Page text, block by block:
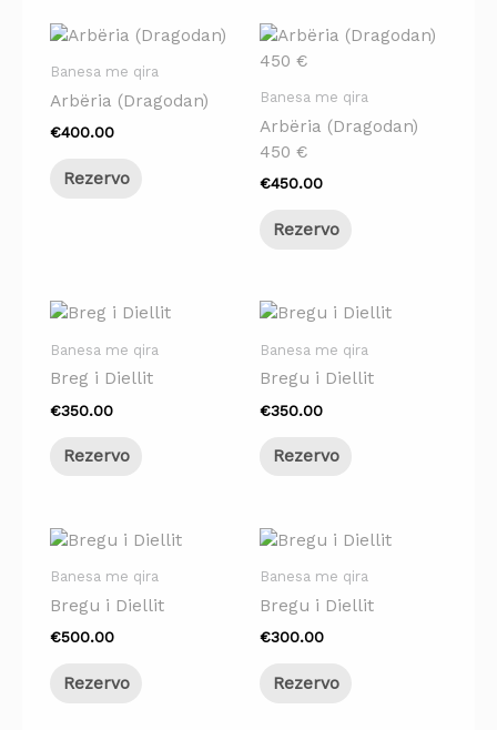
Banesa me qira
Arbëria (Dragodan)
€400.00
Rezervo
Banesa me qira
Arbëria (Dragodan)
450 €
€450.00
Rezervo
Banesa me qira
Breg i Diellit
€350.00
Rezervo
Banesa me qira
Bregu i Diellit
€350.00
Rezervo
Banesa me qira
Bregu i Diellit
€500.00
Rezervo
Banesa me qira
Bregu i Diellit
€300.00
Rezervo